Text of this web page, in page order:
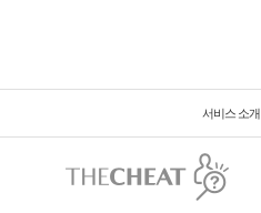
서비스 소개